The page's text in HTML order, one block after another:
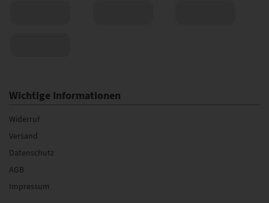
Wichtige Informationen
Widerruf
Versand
Datenschutz
AGB
Impressum